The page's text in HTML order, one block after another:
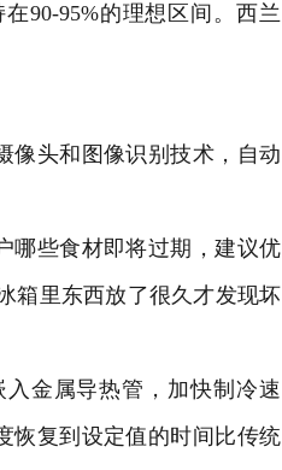
90-95%的理想区间。西兰
头和图像识别技术，自动
些食材即将过期，建议优
箱里东西放了很久才发现坏
金属导热管，加快制冷速
恢复到设定值的时间比传统